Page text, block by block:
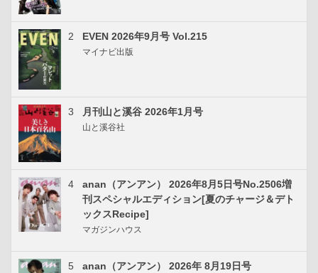
2 EVEN 2026年9月号 Vol.215
マイナビ出版
3 月刊山と溪谷 2026年1月号
山と溪谷社
4
anan（アンアン） 2026年8月5日号No.2506増
刊スペシャルエディション[夏のチャージ＆デト
ックスRecipe]
マガジンハウス
5
anan（アンアン） 2026年 8月19日号